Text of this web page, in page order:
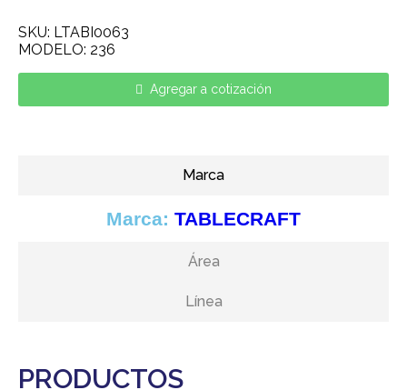
SKU: LTABI0063
MODELO: 236
Agregar a cotización
Marca
Marca: TABLECRAFT
Área
Línea
PRODUCTOS